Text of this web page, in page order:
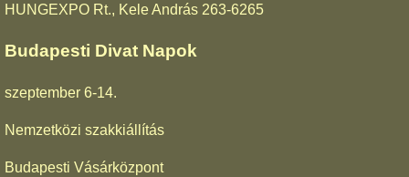
HUNGEXPO Rt., Kele András 263-6265
Budapesti Divat Napok
szeptember 6-14.
Nemzetközi szakkiállítás
Budapesti Vásárközpont